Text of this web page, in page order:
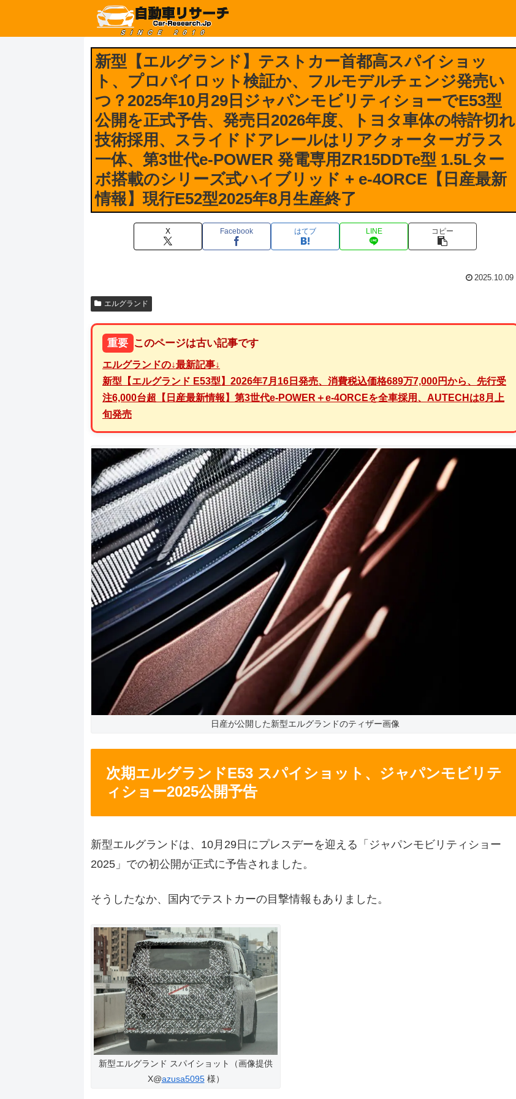
新型【エルグランド】テストカー首都高スパイショッ
ト、プロパイロット検証か、フルモデルチェンジ発売い
つ？2025年10月29日ジャパンモビリティショーでE53型
公開を正式予告、発売日2026年度、トヨタ車体の特許切れ
技術採用、スライドドアレールはリアクォーターガラス
一体、第3世代e-POWER 発電専用ZR15DDTe型 1.5Lター
ボ搭載のシリーズ式ハイブリッド + e-4ORCE【日産最新
情報】現行E52型2025年8月生産終了
X Facebook はてブ LINE コピー
2025.10.09
エルグランド
重要 このページは古い記事です
エルグランドの↓最新記事↓
新型【エルグランド E53型】2026年7月16日発売、消費税込価格689万7,000円から、先行受
注6,000台超【日産最新情報】第3世代e-POWER＋e-4ORCEを全車採用、AUTECHは8月上
旬発売
日産が公開した新型エルグランドのティザー画像
次期エルグランドE53 スパイショット、ジャパンモビリテ
ィショー2025公開予告
新型エルグランドは、10月29日にプレスデーを迎える「ジャパンモビリティショー
2025」での初公開が正式に予告されました。
そうしたなか、国内でテストカーの目撃情報もありました。
新型エルグランド スパイショット（画像提供
X@azusa5095様）